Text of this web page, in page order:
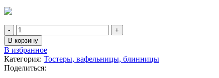
Количество
товара
Электровафельница
SAKURA
SA-
7405TR
В корзину
В избранное
Категория: Тостеры, вафельницы, блинницы
Поделиться: